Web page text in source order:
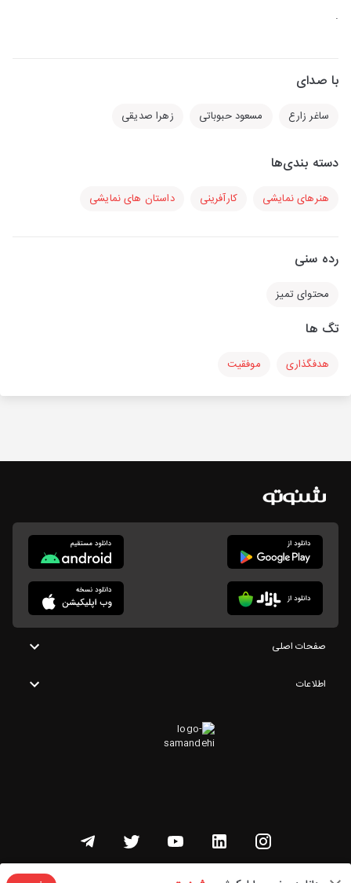
.
با صدای
ساغر زارع مسعود حبوباتی زهرا صدیقی
دسته بندی‌ها
هنرهای نمایشی کارآفرینی داستان های نمایشی
رده سنی
محتوای تمیز
تگ ها
هدفگذاری موفقیت
صفحات اصلی
اطلاعات
تمامی حقوق این وبسایت متعلق به شنوتو است